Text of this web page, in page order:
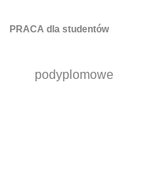
PRACA dla studentów
podyplomowe